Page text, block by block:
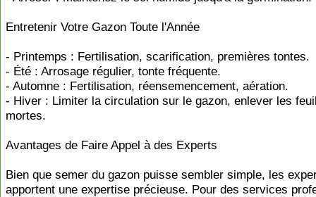
Entretenir Votre Gazon Toute l'Année
- Printemps : Fertilisation, scarification, premières tontes.
- Été : Arrosage régulier, tonte fréquente.
- Automne : Fertilisation, réensemencement, aération.
- Hiver : Limiter la circulation sur le gazon, enlever les
mortes.
Avantages de Faire Appel à des Experts
Bien que semer du gazon puisse sembler simple, les
apportent une expertise précieuse. Pour des services